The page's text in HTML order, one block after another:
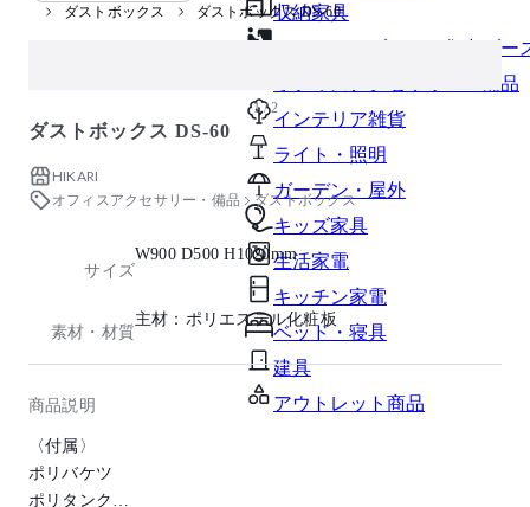
収納家具
パーソナルブース・集中ブー
オフィスアクセサリー・備品
インテリア雑貨
ライト・照明
ガーデン・屋外
キッズ家具
生活家電
キッチン家電
ベッド・寝具
建具
アウトレット商品
ダストボックス ダストボックス DS-60
1 / 2
ダストボックス DS-60
HIKARI
オフィスアクセサリー・備品
ダストボックス
サイズ
W900 D500 H1020mm
素材・材質
主材：ポリエステル化粧板
商品説明
〈付属〉
ポリバケツ
ポリタンク